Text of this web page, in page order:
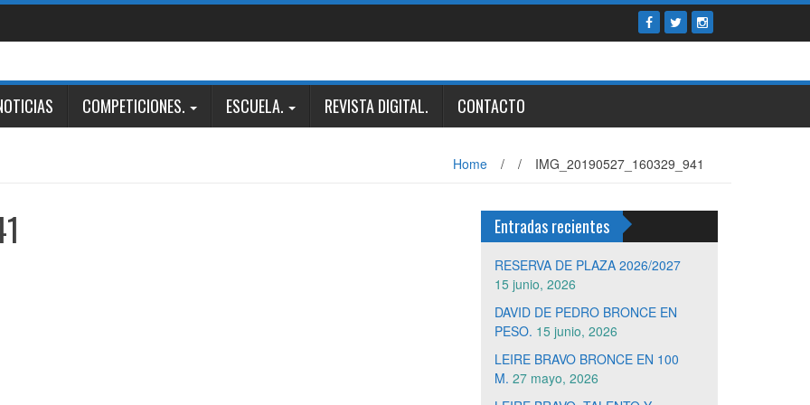
COMPETICIONES. ESCUELA. REVISTA DIGITAL. CONTACTO
Home / / IMG_20190527_160329_941
Entradas recientes
RESERVA DE PLAZA 2026/2027
15 junio, 2026
DAVID DE PEDRO BRONCE EN
PESO. 15 junio, 2026
LEIRE BRAVO BRONCE EN 100
M. 27 mayo, 2026